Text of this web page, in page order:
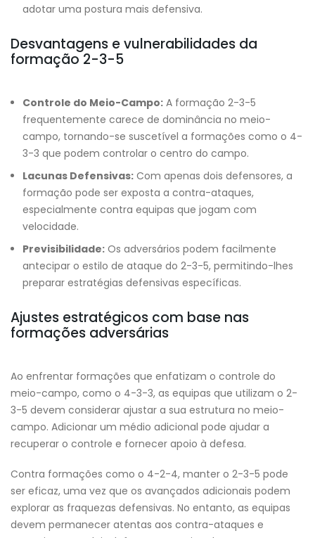
adotar uma postura mais defensiva.
Desvantagens e vulnerabilidades da
formação 2-3-5
Controle do Meio-Campo: A formação 2-3-5
frequentemente carece de dominância no meio-
campo, tornando-se suscetível a formações como o 4-
3-3 que podem controlar o centro do campo.
Lacunas Defensivas: Com apenas dois defensores, a
formação pode ser exposta a contra-ataques,
especialmente contra equipas que jogam com
velocidade.
Previsibilidade: Os adversários podem facilmente
antecipar o estilo de ataque do 2-3-5, permitindo-lhes
preparar estratégias defensivas específicas.
Ajustes estratégicos com base nas
formações adversárias
Ao enfrentar formações que enfatizam o controle do
meio-campo, como o 4-3-3, as equipas que utilizam o 2-
3-5 devem considerar ajustar a sua estrutura no meio-
campo. Adicionar um médio adicional pode ajudar a
recuperar o controle e fornecer apoio à defesa.
Contra formações como o 4-2-4, manter o 2-3-5 pode
ser eficaz, uma vez que os avançados adicionais podem
explorar as fraquezas defensivas. No entanto, as equipas
devem permanecer atentas aos contra-ataques e